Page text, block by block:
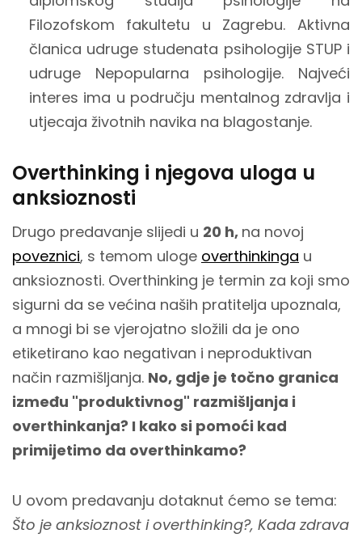
Filozofskom fakultetu u Zagrebu. Aktivna
članica udruge studenata psihologije STUP i
udruge Nepopularna psihologije. Najveći
interes ima u području mentalnog zdravlja i
utjecaja životnih navika na blagostanje.
Overthinking i njegova uloga u
anksioznosti
Drugo predavanje slijedi u 20 h, na novoj
poveznici, s temom uloge overthinkinga u
anksioznosti. Overthinking je termin za koji smo
sigurni da se većina naših pratitelja upoznala,
a mnogi bi se vjerojatno složili da je ono
etiketirano kao negativan i neproduktivan
način razmišljanja. No, gdje je točno granica
između "produktivnog" razmišljanja i
overthinkanja? I kako si pomoći kad
primijetimo da overthinkamo?
U ovom predavanju dotaknut ćemo se tema:
Što je anksioznost i overthinking?, Kada zdrava